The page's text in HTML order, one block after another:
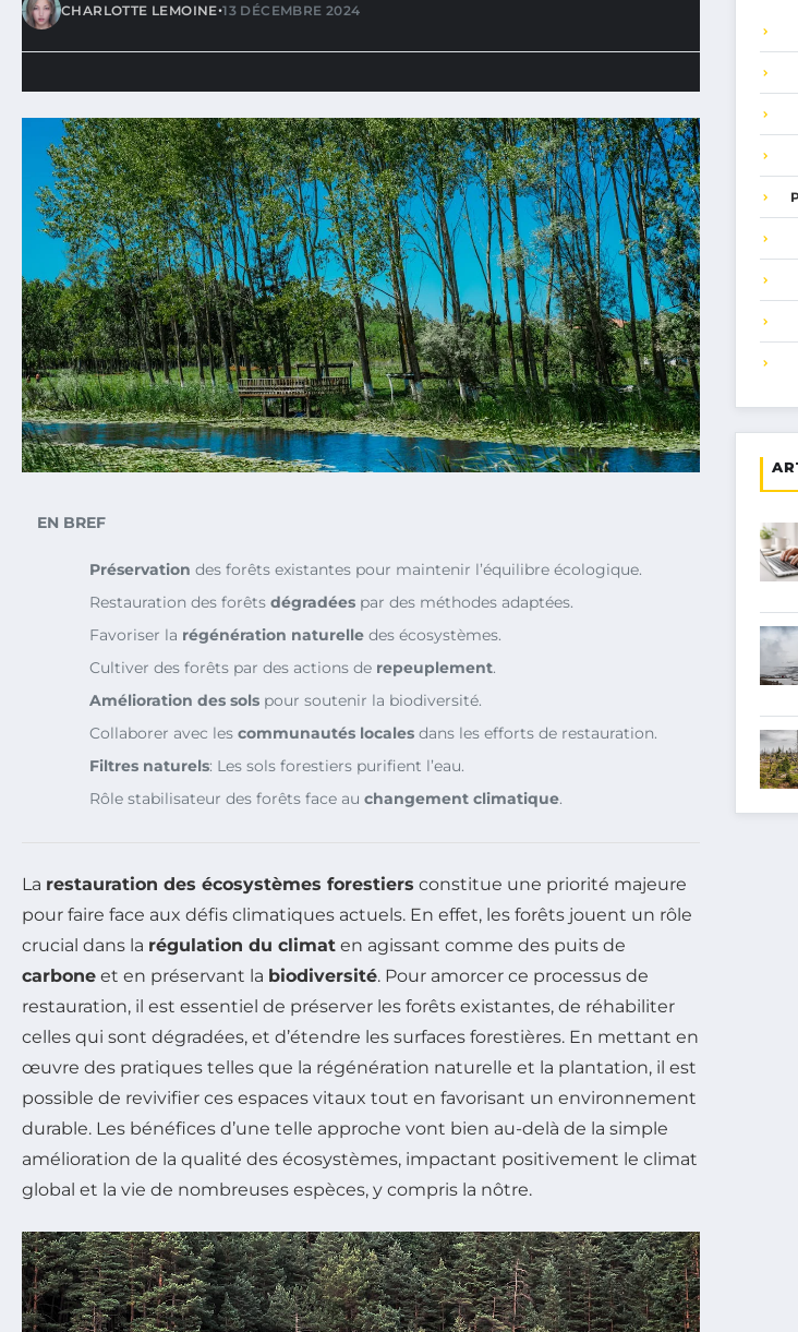
CHARLOTTE LEMOINE•13 DÉCEMBRE 2024
EN BREF
Préservation des forêts existantes pour maintenir l’équilibre écologique.
Restauration des forêts dégradées par des méthodes adaptées.
Favoriser la régénération naturelle des écosystèmes.
Cultiver des forêts par des actions de repeuplement.
Amélioration des sols pour soutenir la biodiversité.
Collaborer avec les communautés locales dans les efforts de restauration.
Filtres naturels: Les sols forestiers purifient l’eau.
Rôle stabilisateur des forêts face au changement climatique.
La restauration des écosystèmes forestiers constitue une priorité majeure
pour faire face aux défis climatiques actuels. En effet, les forêts jouent un rôle
crucial dans la régulation du climat en agissant comme des puits de
carbone et en préservant la biodiversité. Pour amorcer ce processus de
restauration, il est essentiel de préserver les forêts existantes, de réhabiliter
celles qui sont dégradées, et d’étendre les surfaces forestières. En mettant en
œuvre des pratiques telles que la régénération naturelle et la plantation, il est
possible de revivifier ces espaces vitaux tout en favorisant un environnement
durable. Les bénéfices d’une telle approche vont bien au-delà de la simple
amélioration de la qualité des écosystèmes, impactant positivement le climat
global et la vie de nombreuses espèces, y compris la nôtre.